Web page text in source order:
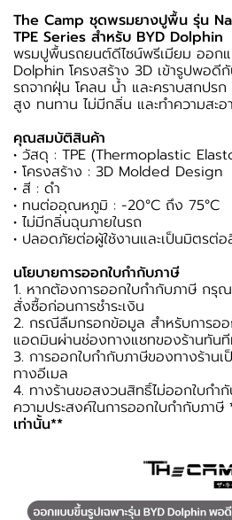
The Camp ชุดพรมยางปูพื้น รุ่น
TPE Series สำหรับ BYD Dolphin
พรมปูพื้นรถยนต์ดีไซน์พรีเมียม ออกแ
Dolphin โครงสร้าง 3D เข้ารูปพอ
รถจากฝุ่น โคลน น้ำ และคราบสกป
สูง ทนทาน ไม่มีกลิ่น และทำความสะอ
คุณสมบัติสินค้า
• วัสดุ : TPE (Thermoplastic
• โครงสร้าง : 3D Molded Design
• สี : ดำ
• ทนต่ออุณหภูมิ : -20°C ถึง 75°C
• ไม่มีกลิ่นฉุนภายในรถ
• ปลอดภัยต่อผู้ใช้งานและเป็นมิตรต่
นโยบายการออกใบกำกับภาษี
1. หากต้องการออกใบกำกับภาษี กรุณ
สั่งซื้อก่อนการชำระเงิน
2. กรณีลืมกรอกข้อมูล สำหรับการอ
แอดมินผ่านช่องทางแชทของร้านทัน
3. การออกใบกำกับภาษีของทางร้าน
ทางอีเมล
4. ทางร้านขอสงวนสิทธิ์ไม่ออกใบก
ความประสงค์ในการออกใบกำกับภาษี
เท่านั้น**